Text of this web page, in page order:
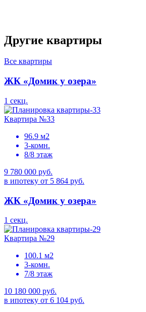
Другие квартиры
Все квартиры
ЖК «Домик у озера»
1 секц.
Квартира №33
96.9 м2
3-комн.
8/8 этаж
9 780 000 руб.
в ипотеку от 5 864 руб.
ЖК «Домик у озера»
1 секц.
Квартира №29
100.1 м2
3-комн.
7/8 этаж
10 180 000 руб.
в ипотеку от 6 104 руб.